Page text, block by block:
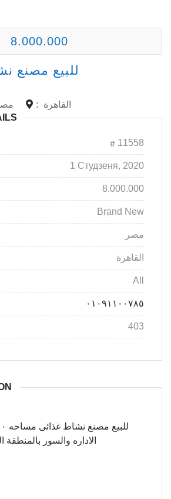
8.000.000
للبيع مصنع
:
القاهرة
11558
1 Студзеня, 2020
8.000.000
Brand New
مصر
القاهرة
All
٠١٠٩١١٠٠٧٨٥
403
الاداره والسور